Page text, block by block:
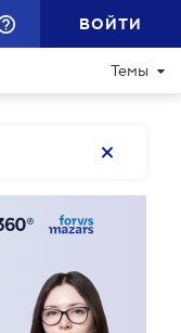
ВОЙТИ
Темы